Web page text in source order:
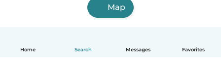
Home Search Messages Favorites
Map